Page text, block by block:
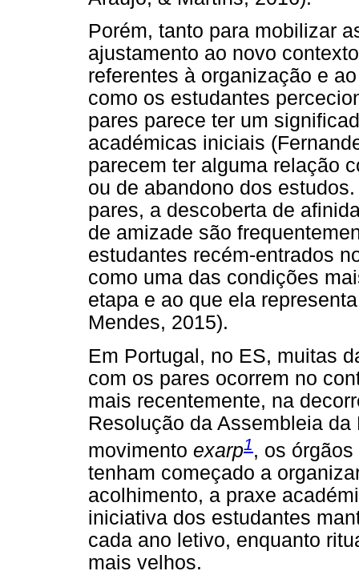
Porém, tanto para mobilizar
ajustamento ao novo
referentes à organização e
como os estudantes
pares parece ter um
académicas iniciais
parecem ter alguma relação
ou de abandono dos
pares, a descoberta de
de amizade são
estudantes recém-entrados
como uma das condições
etapa e ao que ela
Mendes, 2015).
Em Portugal, no ES, muitas
com os pares ocorrem no
mais recentemente, na
Resolução da Assembleia
movimento exarp1 , os
tenham começado a
acolhimento, a praxe
iniciativa dos estudantes
cada ano letivo, enquanto
mais velhos.